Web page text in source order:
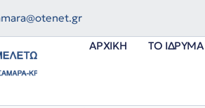
ΑΡΧΙΚΉ ΤΟ ΊΔΡΥΜΑ